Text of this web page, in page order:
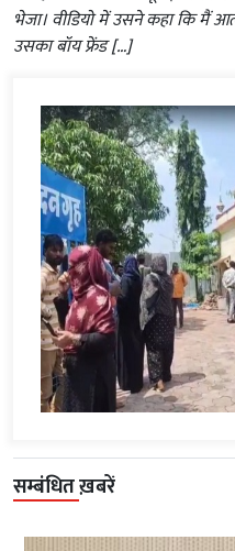
भेजा। वीडियो में उसने कहा कि मैं
उसका बॉय फ्रेंड […]
सम्बंधित ख़बरें